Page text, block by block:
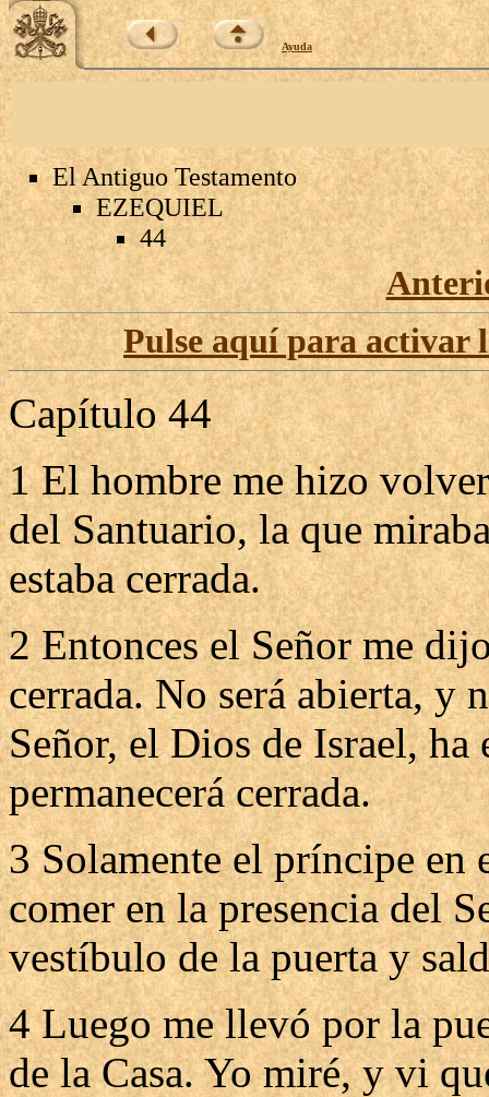
Ayuda
El Antiguo Testamento
EZEQUIEL
44
Pulse aquí para activar
Capítulo 44
1 El hombre me hizo
del Santuario, la que
estaba cerrada.
2 Entonces el Señor me
cerrada. No será abierta, y
Señor, el Dios de Israel,
permanecerá cerrada.
3 Solamente el príncipe en
comer en la presencia del
vestíbulo de la puerta y
4 Luego me llevó por la
de la Casa. Yo miré, y vi